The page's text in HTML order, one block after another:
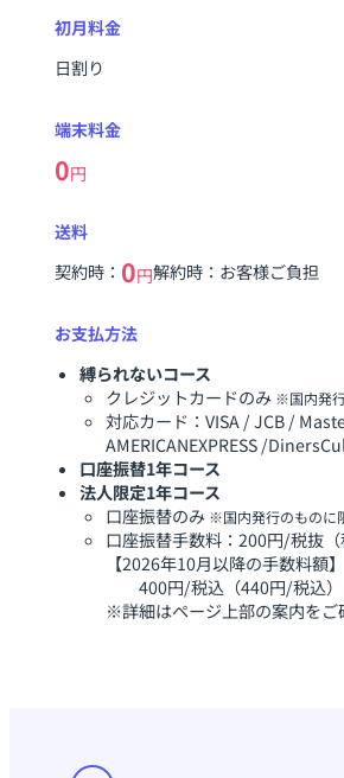
初月料金
日割り
端末料金
0円
送料
契約時： 0円解約時：お客様ご負担
お支払方法
縛られないコース
クレジットカードのみ ※国内発行
対応カード：VISA / JCB /
AMERICANEXPRESS /
口座振替1年コース
法人限定1年コース
口座振替のみ ※国内発行のものに
口座振替手数料：200円/税抜（
【2026年10月以降の手数料額】
400円/税込（440円/税込）
※詳細はページ上部の案内をご